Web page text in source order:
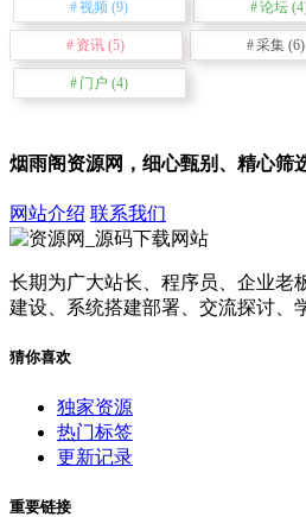
视频 (9) 论坛
资讯 (5) 采集 (6)
门户 (4)
烟雨阁资源网，细心甄别、精心筛
网站介绍 联系我们
长期为广大站长、程序员、企业老
建设、系统搭建部署、交流探讨、
猜你喜欢
独家资源
热门标签
更新记录
重要链接